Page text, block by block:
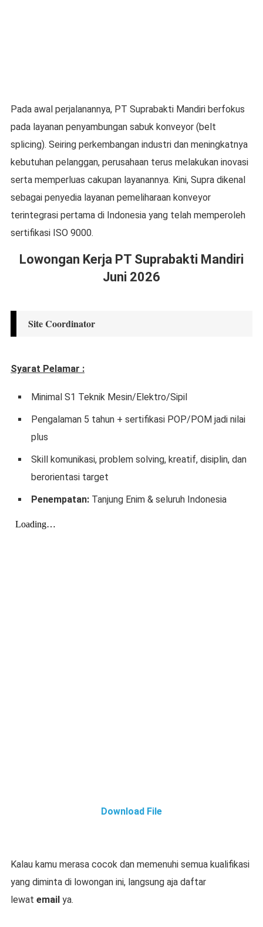
Pada awal perjalanannya, PT Suprabakti Mandiri berfokus
pada layanan penyambungan sabuk konveyor (belt
splicing). Seiring perkembangan industri dan meningkatnya
kebutuhan pelanggan, perusahaan terus melakukan inovasi
serta memperluas cakupan layanannya. Kini, Supra dikenal
sebagai penyedia layanan pemeliharaan konveyor
terintegrasi pertama di Indonesia yang telah memperoleh
sertifikasi ISO 9000.
Lowongan Kerja PT Suprabakti Mandiri
Juni 2026
Site Coordinator
Syarat Pelamar :
Minimal S1 Teknik Mesin/Elektro/Sipil
Pengalaman 5 tahun + sertifikasi POP/POM jadi nilai
plus
Skill komunikasi, problem solving, kreatif, disiplin, dan
berorientasi target
Penempatan:Tanjung Enim & seluruh Indonesia
Download File
Kalau kamu merasa cocok dan memenuhi semua kualifikasi
yang diminta di lowongan ini, langsung aja daftar
lewat email ya.